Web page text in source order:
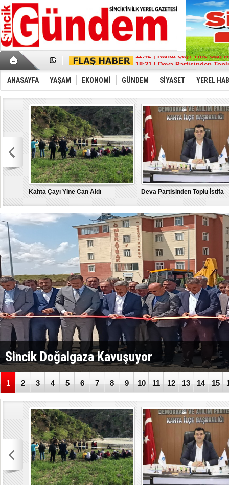
17:36 | Sincik Doğalgaza
11:42 | Kahta Çayı Yine Can
18:21 | Deva Partisinden
13:39 | Sait Aybak'a Büyük
08:32 | Aybak, Adıyaman'da
21:11 | “Türkiye İçin” tüm
22:53 | MHP Adıyaman
17:43 | Depremde hasar
10:17 | Burak Gelir’’
15:21 | "Bu Yanlıştan Biran
ANASAYFA YAŞAM EKONOMİ GÜNDEM SİYASET YEREL
Kahta Çayı Yine Can Aldı Deva Partisinden Toplu İstifa
Sincik Doğalgaza Kavuşuyor
1 2 3 4 5 6 7 8 9 10 11 12 13 14 15